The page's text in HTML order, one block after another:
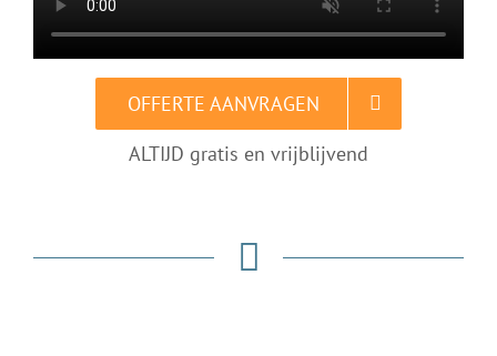
OFFERTE AANVRAGEN
ALTIJD gratis en vrijblijvend